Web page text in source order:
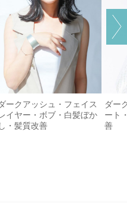
ークアッシュ・フェイス
イヤー・ボブ・白髪ぼか
し・髪質改善
ダー
ート
善